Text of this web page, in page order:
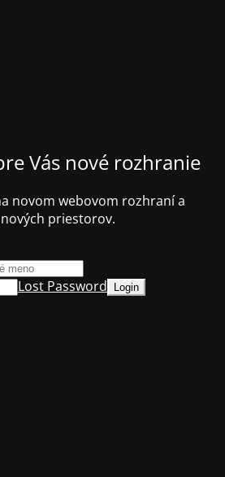
Vás nové rozhranie
novom webovom rozhraní a
priestorov.
Lost Password